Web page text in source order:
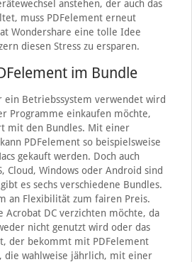
anstehen, der auch das
muss PDFelement erneut
Wondershare eine tolle Idee
diesen Stress zu ersparen.
im Bundle
ein Betriebssystem verwendet wird
Programme einkaufen möchte,
mit den Bundles. Mit einer
PDFelement so beispielsweise
gekauft werden. Doch auch
Cloud, Windows oder Android sind
es sechs verschiedene Bundles.
an Flexibilität zum fairen Preis.
Acrobat DC verzichten möchte, da
nicht genutzt wird oder das
der bekommt mit PDFelement
die wahlweise jährlich, mit einer